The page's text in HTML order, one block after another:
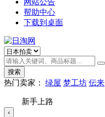
网站公告
帮助中心
下载到桌面
搜索
热门卖家： 绿屋 梦工坊 伝来
新手上路
‹